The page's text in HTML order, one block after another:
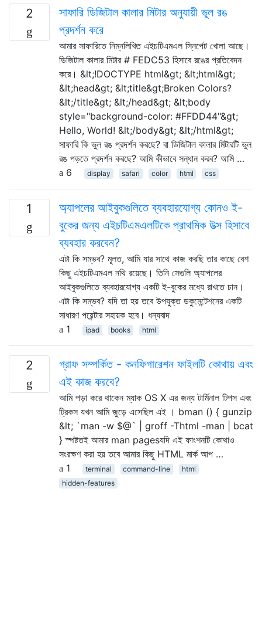
2
সাফারি ডিজিটাল কালার মিটার অনুযায়ী ভুল রঙ
প্রদর্শন করে
আমার সাফারিতে নিম্নলিখিত এইচটিএমএল স্নিপেট খোলা আছে।
ডিজিটাল কালার মিটার # FEDC53 হিসাবে রঙের প্রতিবেদন
করে। &lt;!DOCTYPE html&gt; &lt;html&gt;
&lt;head&gt; &lt;title&gt;Broken Colors?
&lt;/title&gt; &lt;/head&gt; &lt;body
style="background-color: #FFDD44"&gt;
Hello, World! &lt;/body&gt; &lt;/html&gt;
সাফারি কি ভুল রঙ প্রদর্শন করছে? বা ডিজিটাল কালার মিটারটি ভুল
রঙ পড়তে প্রদর্শন করছে? আমি কীভাবে সন্ধান করব? আমি …
6
display safari color html css
1
অ্যাপলের আইবুকগুলিতে ব্যবহারযোগ্য কোনও ই-
বুকের জন্য এইচটিএমএলটিকে প্রাথমিক উত্স হিসাবে
ব্যবহার করবেন?
এটা কি সম্ভব? মূলত, আমি যার সাথে কাজ করছি তার কাছে বেশ
কিছু এইচটিএমএল নথি রয়েছে। তিনি সেগুলি অ্যাপলের
আইবুকগুলিতে ব্যবহারযোগ্য একটি ই-বুকের মধ্যে রাখতে চান।
এটা কি সম্ভব? যদি তা হয় তবে উপযুক্ত ডকুমেন্টেশনের একটি
সাধারণ পয়েন্টার সহায়ক হবে। ধন্যবাদ
1
ipad books html
2
গ্রাফ সম্পর্কিত - কনফিগারেশন ফাইলটি কোথায় এবং
এই কাজ করবে?
আমি পড়া করে থাকেন ম্যাক OS X এর জন্য টার্মিনাল টিপস এবং
ট্রিকস যখন আমি জুড়ে এসেছিল এই । bman () { gunzip
&lt; `man -w $@` | groff -Thtml -man | bcat
} স্পষ্টতই আমার man pagesযদি এই ফাংশনটি কোথাও
সংরক্ষণ করা হয় তবে আমার কিছু HTML মার্ক আপ …
1
terminal command-line
html
hidden-features